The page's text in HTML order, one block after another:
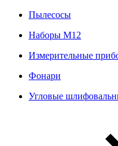
Пылесосы
Наборы М12
Измерительные
Фонари
Угловые